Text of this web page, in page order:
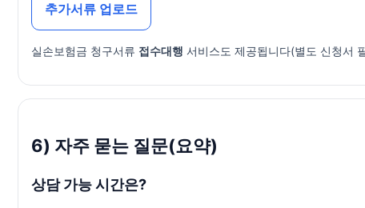
추가서류 업로드
실손보험금 청구서류 접수대행 서비스도 제공됩니다(별도 신청
6) 자주 묻는 질문(요약)
상담 가능 시간은?